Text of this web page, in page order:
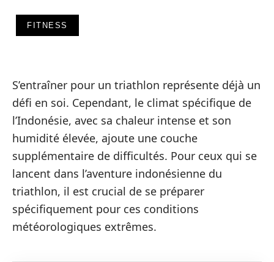
FITNESS
S’entraîner pour un triathlon représente déjà un
défi en soi. Cependant, le climat spécifique de
l’Indonésie, avec sa chaleur intense et son
humidité élevée, ajoute une couche
supplémentaire de difficultés. Pour ceux qui se
lancent dans l’aventure indonésienne du
triathlon, il est crucial de se préparer
spécifiquement pour ces conditions
météorologiques extrêmes.